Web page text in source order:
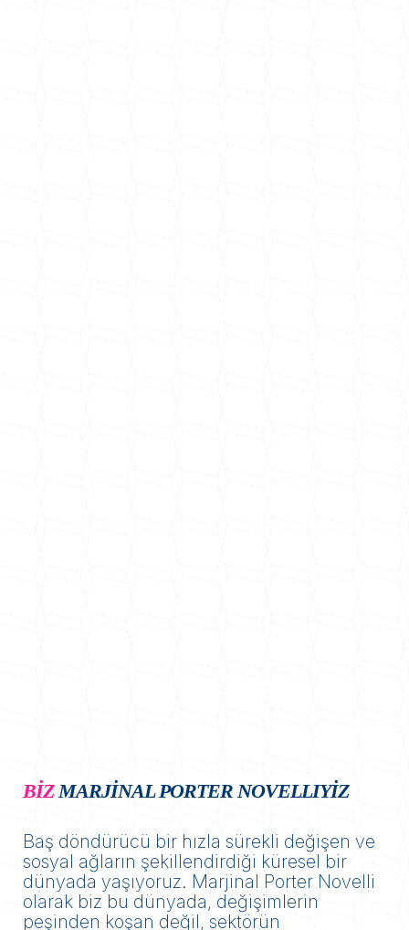
BİZMARJİNAL PORTER NOVELLIYİZ
Baş döndürücü bir hızla sürekli değişen ve
sosyal ağların şekillendirdiği küresel bir
dünyada yaşıyoruz. Marjinal Porter Novelli
olarak biz bu dünyada, değişimlerin
peşinden koşan değil, sektörün